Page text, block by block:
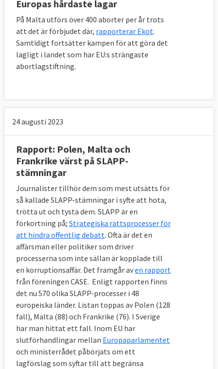
Europas hårdaste lagar
På Malta utförs över 400 aborter per år trots
att det är förbjudet där, rapporterar Ekot.
Samtidigt fortsätter kampen för att göra det
lagligt i landet som har EU:s strängaste
abortlagstiftning.
24 augusti 2023
Rapport: Polen, Malta och
Frankrike värst på SLAPP-
stämningar
Journalister tillhör dem som mest utsätts för
så kallade SLAPP-stämningar i syfte att hota,
trötta ut och tysta dem. SLAPP är en
förkortning på; Strategiska rättsprocesser för
att hindra offentlig debatt. Ofta är det en
affärsman eller politiker som driver
processerna som inte sällan är kopplade till
en korruptionsaffär. Det framgår aven rapport
från föreningen CASE. Enligt rapporten finns
det nu 570 olika SLAPP-processer i 48
europeiska länder. Listan toppas av Polen (128
fall), Malta (88) och Frankrike (76). I Sverige
har man hittat ett fall. Inom EU har
slutförhandlingar mellan Europaparlamentet
och ministerrådet påbörjats om ett
lagförslag som syftar till att begränsa